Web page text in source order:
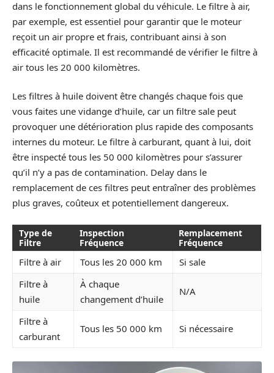
dans le fonctionnement global du véhicule. Le filtre à air,
par exemple, est essentiel pour garantir que le moteur
reçoit un air propre et frais, contribuant ainsi à son
efficacité optimale. Il est recommandé de vérifier le filtre à
air tous les 20 000 kilomètres.
Les filtres à huile doivent être changés chaque fois que
vous faites une vidange d’huile, car un filtre sale peut
provoquer une détérioration plus rapide des composants
internes du moteur. Le filtre à carburant, quant à lui, doit
être inspecté tous les 50 000 kilomètres pour s’assurer
qu’il n’y a pas de contamination. Delay dans le
remplacement de ces filtres peut entraîner des problèmes
plus graves, coûteux et potentiellement dangereux.
Type de
Filtre
Inspection
Fréquence
Remplacement
Fréquence
Filtre à air Tous les 20 000 km
Si sale
Filtre à
huile
À chaque
changement d’huile
N/A
Filtre à
carburant
Tous les 50 000 km Si nécessaire